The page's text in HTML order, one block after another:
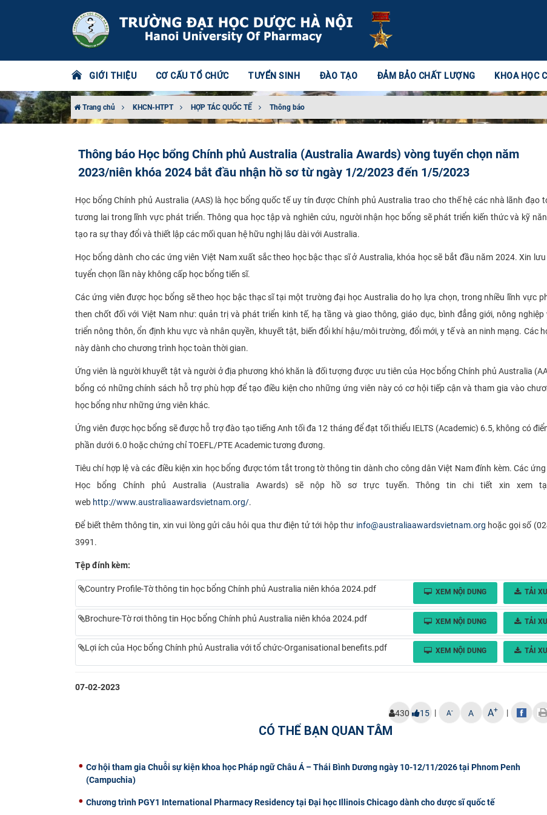
GIỚI THIỆU CƠ CẤU TỔ CHỨC TUYỂN SINH ĐÀO TẠO ĐẢM BẢO CHẤT LƯỢNG KHOA HỌC
Trang chủ KHCN-HTPT HỢP TÁC QUỐC TẾ Thông báo
Thông báo Học bổng Chính phủ Australia (Australia Awards) vòng tuyển chọn năm
2023/niên khóa 2024 bắt đầu nhận hồ sơ từ ngày 1/2/2023 đến 1/5/2023
Học bổng Chính phủ Australia (AAS) là học bổng quốc tế uy tín được Chính phủ Australia trao cho thế hệ các nhà lãnh đạo
tương lai trong lĩnh vực phát triển. Thông qua học tập và nghiên cứu, người nhận học bổng sẽ phát triển kiến thức và kỹ
tạo ra sự thay đổi và thiết lập các mối quan hệ hữu nghị lâu dài với Australia.
Học bổng dành cho các ứng viên Việt Nam xuất sắc theo học bậc thạc sĩ ở Australia, khóa học sẽ bắt đầu năm 2024. Xin
tuyển chọn lần này không cấp học bổng tiến sĩ.
Các ứng viên được học bổng sẽ theo học bậc thạc sĩ tại một trường đại học Australia do họ lựa chọn, trong nhiều lĩnh vực
then chốt đối với Việt Nam như: quản trị và phát triển kinh tế, hạ tầng và giao thông, giáo dục, bình đẳng giới, nông nghiệp
triển nông thôn, ổn định khu vực và nhân quyền, khuyết tật, biến đổi khí hậu/môi trường, đổi mới, y tế và an ninh mạng. Các
này dành cho chương trình học toàn thời gian.
Ứng viên là người khuyết tật và người ở địa phương khó khăn là đối tượng được ưu tiên của Học bổng Chính phủ Australia
bổng có những chính sách hỗ trợ phù hợp để tạo điều kiện cho những ứng viên này có cơ hội tiếp cận và tham gia vào
học bổng như những ứng viên khác.
Ứng viên được học bổng sẽ được hỗ trợ đào tạo tiếng Anh tối đa 12 tháng để đạt tối thiểu IELTS (Academic) 6.5, không có
phần dưới 6.0 hoặc chứng chỉ TOEFL/PTE Academic tương đương.
Tiêu chí hợp lệ và các điều kiện xin học bổng được tóm tắt trong tờ thông tin dành cho công dân Việt Nam đính kèm. Các ứng
Học bổng Chính phủ Australia (Australia Awards) sẽ nộp hồ sơ trực tuyến. Thông tin chi tiết xin xem
web http://www.australiaawardsvietnam.org/.
Để biết thêm thông tin, xin vui lòng gửi câu hỏi qua thư điện tử tới hộp thư info@australiaawardsvietnam.org hoặc gọi số
3991.
Tệp đính kèm:
Country Profile-Tờ thông tin học bổng Chính phủ Australia niên khóa 2024.pdf XEM NỘI DUNG TẢI
Brochure-Tờ rơi thông tin Học bổng Chính phủ Australia niên khóa 2024.pdf XEM NỘI DUNG TẢI
Lợi ích của Học bổng Chính phủ Australia với tổ chức-Organisational benefits.pdf XEM NỘI DUNG TẢI
07-02-2023
430 15 | A- A A+ |
CÓ THỂ BẠN QUAN TÂM
Cơ hội tham gia Chuỗi sự kiện khoa học Pháp ngữ Châu Á – Thái Bình Dương ngày 10-12/11/2026 tại Phnom Penh
(Campuchia)
Chương trình PGY1 International Pharmacy Residency tại Đại học Illinois Chicago dành cho dược sĩ quốc tế